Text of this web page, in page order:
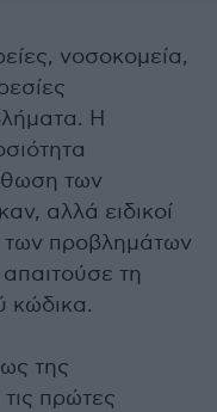
νοσοκομεία,
Η
των
αλλά ειδικοί
των προβλημάτων
τη
κώδικα.
της
πρώτες